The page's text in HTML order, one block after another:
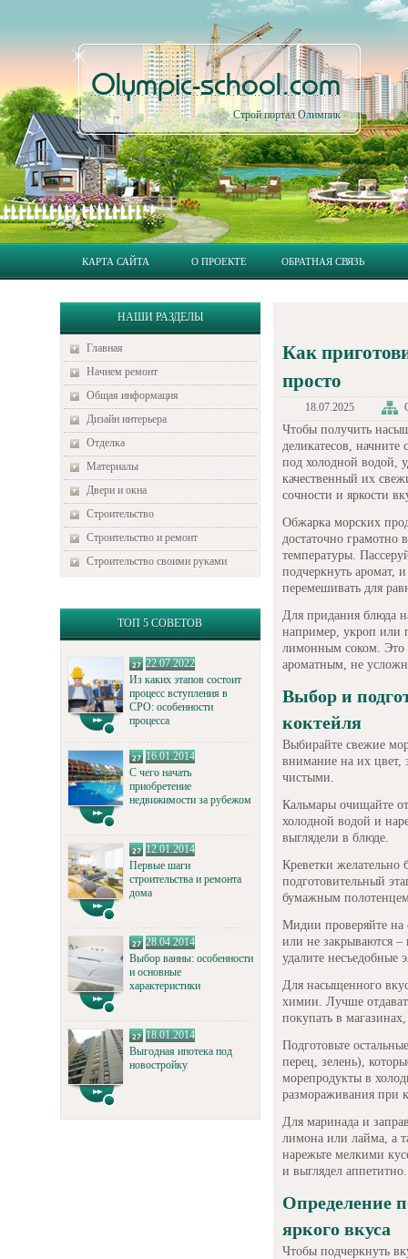
Olympic-school.com
Строй портал Олимпик
КАРТА САЙТА О ПРОЕКТЕ ОБРАТНАЯ СВЯЗЬ
НАШИ РАЗДЕЛЫ
Главная
Начнем ремонт
Общая информация
Дизайн интерьера
Отделка
Материалы
Двери и окна
Строительство
Строительство и ремонт
Строительство своими руками
ТОП 5 СОВЕТОВ
22.07.2022
Из каких этапов состоит
процесс вступления в
СРО: особенности
процесса
16.01.2014
С чего начать
приобретение
недвижимости за рубежом
12.01.2014
Первые шаги
строительства и ремонта
дома
28.04.2014
Выбор ванны: особенности
и основные
характеристики
18.01.2014
Выгодная ипотека под
новостройку
Как
просто
18.07.2025
Чтобы получить
деликатесов,
под холодной водой,
качественный их
сочности и яркости
Обжарка морских
достаточно грамотно
температуры.
подчеркнуть аромат,
перемешивать для
Для придания блюда
например, укроп или
лимонным соком. Это
ароматным, не
Выбор и
коктейля
Выбирайте свежие
внимание на их цвет,
чистыми.
Кальмары очищайте
холодной водой и
выглядели в блюде.
Креветки
подготовительный
бумажным
Мидии проверяйте на
или не закрываются
удалите несъедобные
Для насыщенного
химии. Лучше
покупать в
Подготовьте
перец, зелень),
морепродукты в
размораживания при
Для маринада и
лимона или лайма, а
нарежьте мелкими
и выглядел аппетитно.
Определение
яркого вкуса
Чтобы подчеркнуть